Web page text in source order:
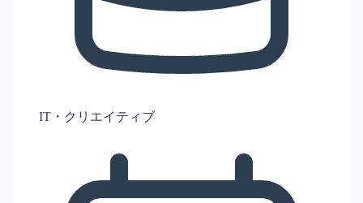
IT・クリエイティブ